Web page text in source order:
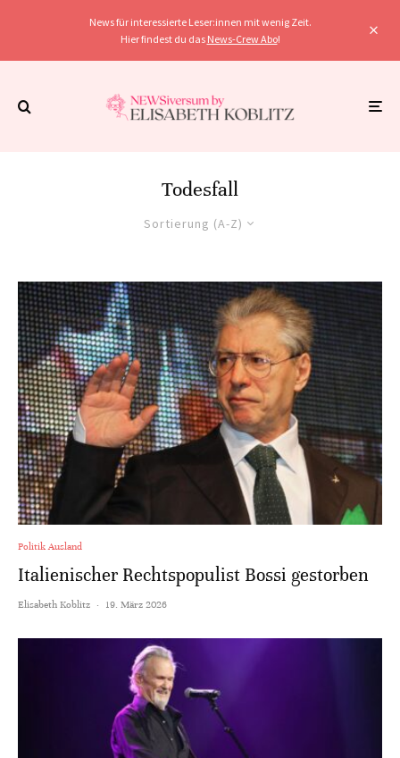
News für interessierte Leser:innen mit wenig Zeit.
Hier findest du das News-Crew Abo!
Todesfall
Sortierung (A-Z)
Politik Ausland
Italienischer Rechtspopulist Bossi gestorben
Elisabeth Koblitz · 19. März 2026